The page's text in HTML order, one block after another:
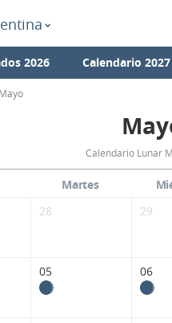
2026 Calendario 2027
Mayo
Calendario Lunar
Martes
28 29
05 06